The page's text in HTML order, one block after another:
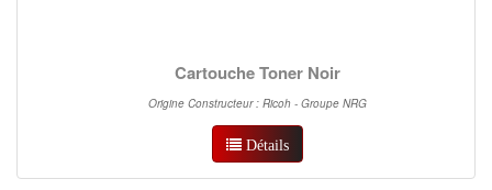
Cartouche Toner Noir
Origine Constructeur : Ricoh - Groupe NRG
Détails